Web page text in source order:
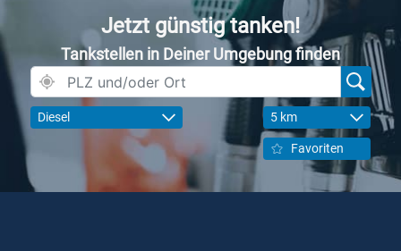
Jetzt günstig tanken!
Tankstellen in Deiner Umgebung finden
Diesel 5 km
Favoriten